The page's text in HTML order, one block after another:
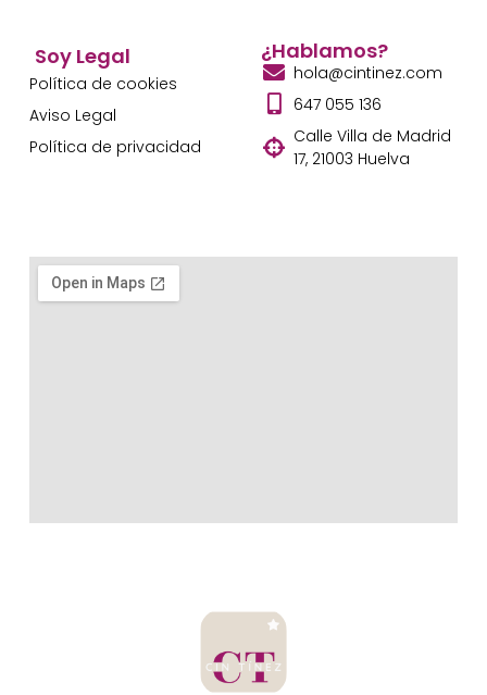
Soy Legal
Política de cookies
Aviso Legal
Política de privacidad
¿Hablamos?
hola@cintinez.com
647 055 136
Calle Villa de Madrid
17, 21003 Huelva